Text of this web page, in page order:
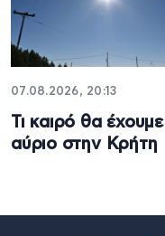
07.08.2026, 20:13
Τι καιρό θα έχουμε
αύριο στην Κρήτη